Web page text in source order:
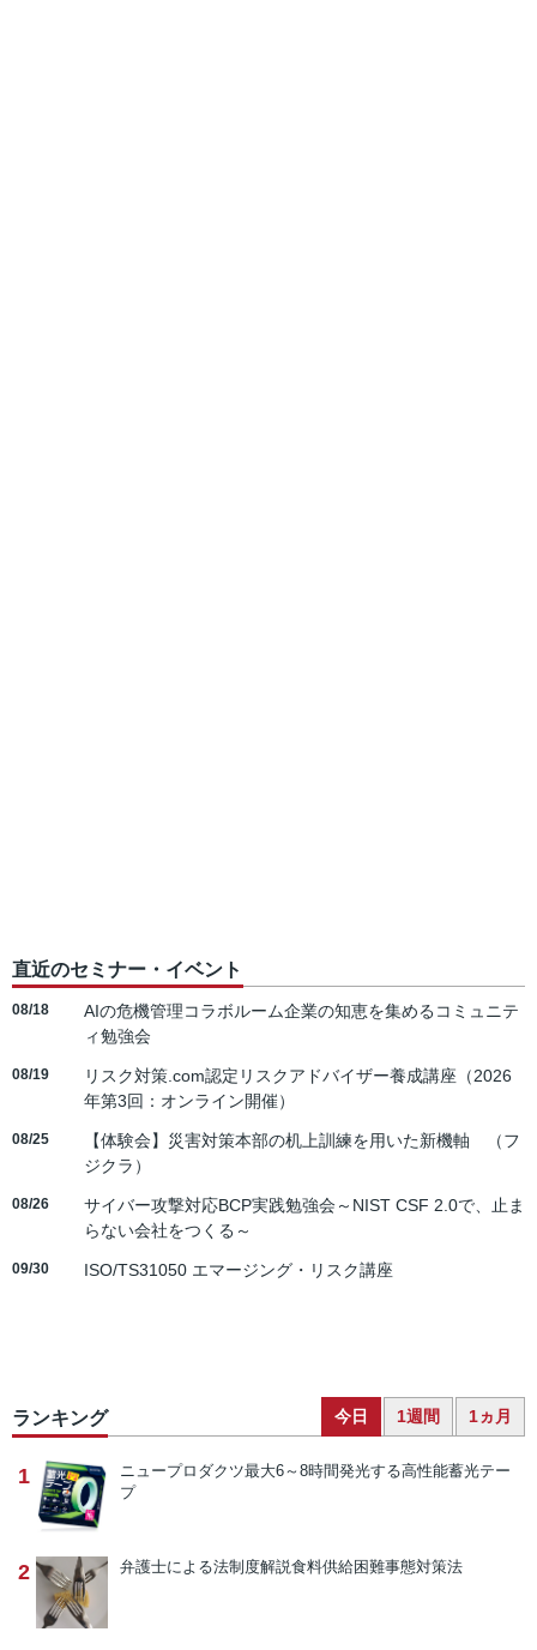
直近のセミナー・イベント
08/18
AIの危機管理コラボルーム企業の知恵を集めるコミュニテ
ィ勉強会
08/19
リスク対策.com認定リスクアドバイザー養成講座（2026
年第3回：オンライン開催）
08/25
【体験会】災害対策本部の机上訓練を用いた新機軸 （フ
ジクラ）
08/26
サイバー攻撃対応BCP実践勉強会～NIST CSF 2.0で、止ま
らない会社をつくる～
09/30 ISO/TS31050 エマージング・リスク講座
ランキング 今日 1週間 1ヵ月
1 ニュープロダクツ最大6～8時間発光する高性能蓄光テー
プ
2 弁護士による法制度解説食料供給困難事態対策法